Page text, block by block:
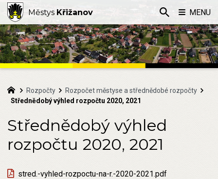
Rozpočty
Rozpočet městyse a střednědobé rozpočty
Střednědobý výhled rozpočtu 2020, 2021
Střednědobý výhled
rozpočtu 2020, 2021
stred.-vyhled-rozpoctu-na-r.-2020-2021.pdf
Městys Křižanov MENU